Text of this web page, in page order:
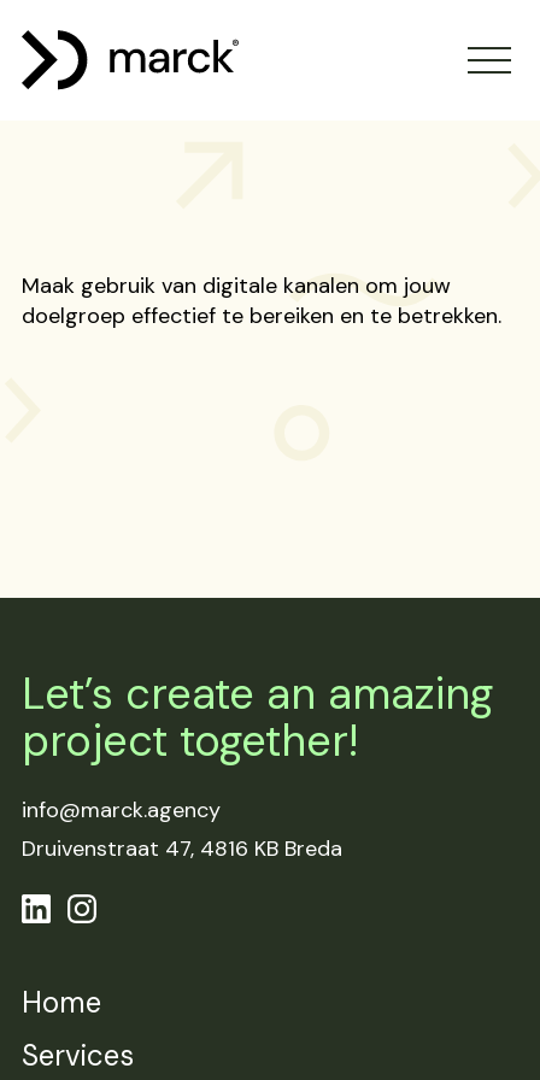
Maak gebruik van digitale kanalen om jouw
doelgroep effectief te bereiken en te betrekken.
Let’s create an amazing
project together!
info@marck.agency
Druivenstraat 47, 4816 KB Breda
Home
Services